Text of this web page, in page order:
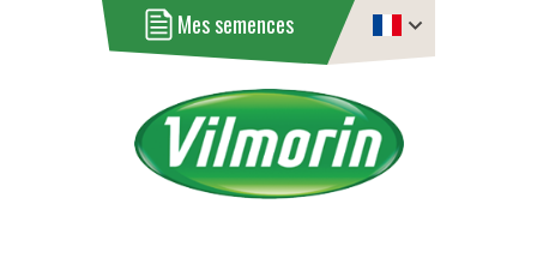
Mes semences